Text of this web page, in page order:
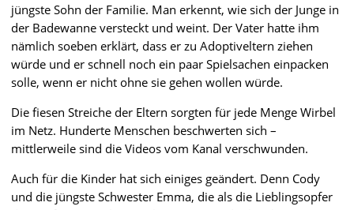
jüngste Sohn der Familie. Man erkennt, wie sich der Junge in
der Badewanne versteckt und weint. Der Vater hatte ihm
nämlich soeben erklärt, dass er zu Adoptiveltern ziehen
würde und er schnell noch ein paar Spielsachen einpacken
solle, wenn er nicht ohne sie gehen wollen würde.
Die fiesen Streiche der Eltern sorgten für jede Menge Wirbel
im Netz. Hunderte Menschen beschwerten sich –
mittlerweile sind die Videos vom Kanal verschwunden.
Auch für die Kinder hat sich einiges geändert. Denn Cody
und die jüngste Schwester Emma, die als die Lieblingsopfer